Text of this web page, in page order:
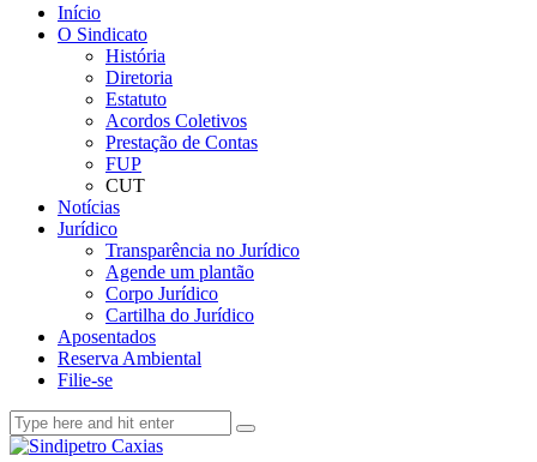
Início
O Sindicato
História
Diretoria
Estatuto
Acordos Coletivos
Prestação de Contas
FUP
CUT
Notícias
Jurídico
Transparência no Jurídico
Agende um plantão
Corpo Jurídico
Cartilha do Jurídico
Aposentados
Reserva Ambiental
Filie-se